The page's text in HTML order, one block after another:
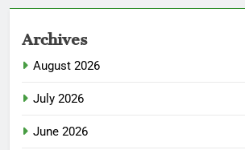
Archives
August 2026
July 2026
June 2026